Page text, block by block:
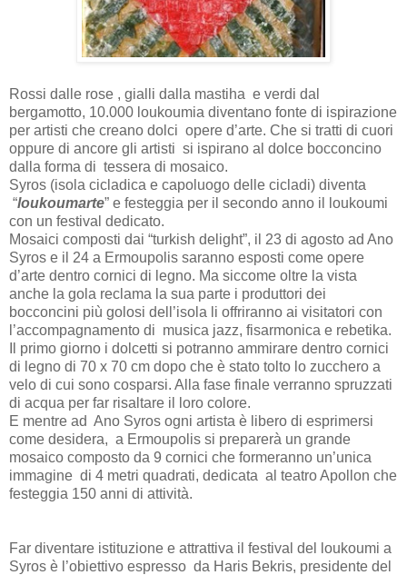
Rossi dalle rose , gialli dalla mastiha e verdi dal
bergamotto, 10.000 loukoumia diventano fonte di ispirazione
per artisti che creano dolci opere d’arte. Che si tratti di cuori
oppure di ancore gli artisti si ispirano al dolce bocconcino
dalla forma di tessera di mosaico.
Syros (isola cicladica e capoluogo delle cicladi) diventa
“loukoumarte” e festeggia per il secondo anno il loukoumi
con un festival dedicato.
Mosaici composti dai “turkish delight”, il 23 di agosto ad Ano
Syros e il 24 a Ermoupolis saranno esposti come opere
d’arte dentro cornici di legno. Ma siccome oltre la vista
anche la gola reclama la sua parte i produttori dei
bocconcini più golosi dell’isola li offriranno ai visitatori con
l’accompagnamento di musica jazz, fisarmonica e rebetika.
Il primo giorno i dolcetti si potranno ammirare dentro cornici
di legno di 70 x 70 cm dopo che è stato tolto lo zucchero a
velo di cui sono cosparsi. Alla fase finale verranno spruzzati
di acqua per far risaltare il loro colore.
E mentre ad Ano Syros ogni artista è libero di esprimersi
come desidera, a Ermoupolis si preparerà un grande
mosaico composto da 9 cornici che formeranno un’unica
immagine di 4 metri quadrati, dedicata al teatro Apollon che
festeggia 150 anni di attività.
Far diventare istituzione e attrattiva il festival del loukoumi a
Syros è l’obiettivo espresso da Haris Bekris, presidente del